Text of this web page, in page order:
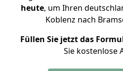
heute, um Ihren
Koblenz nach
Füllen Sie jetzt das
Sie kostenlose